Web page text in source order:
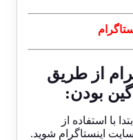
از طریق
بودن:
با استفاده از
اینستاگرام شوید.